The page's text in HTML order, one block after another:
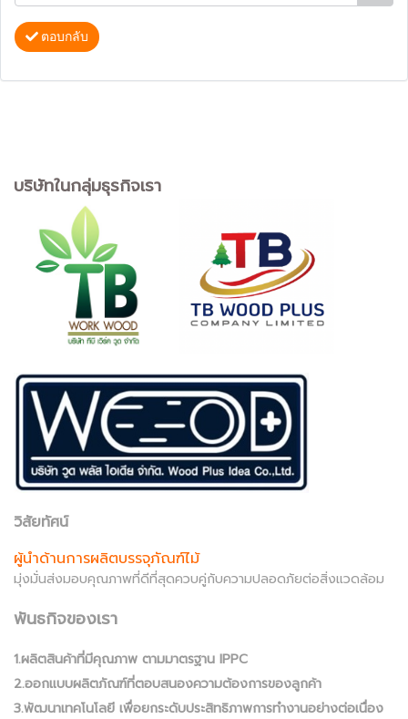
ตอบกลับ
บริษัทในกลุ่มธุรกิจเรา
วิสัยทัศน์
ผู้นำด้านการผลิตบรรจุภัณฑ์ไม้
มุ่งมั่นส่งมอบคุณภาพที่ดีที่สุดควบคู่กับความปลอดภัยต่อสิ่งแวดล้อม
พันธกิจของเรา
1.ผลิตสินค้าที่มีคุณภาพ ตามมาตรฐาน IPPC
2.ออกแบบผลิตภัณฑ์ที่ตอบสนองความต้องการของลูกค้า
3.พัฒนาเทคโนโลยี เพื่อยกระดับประสิทธิภาพการทำงานอย่างต่อเนื่อง